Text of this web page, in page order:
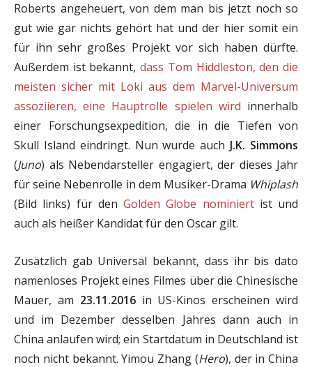
Roberts angeheuert, von dem man bis jetzt noch so
gut wie gar nichts gehört hat und der hier somit ein
für ihn sehr großes Projekt vor sich haben dürfte.
Außerdem ist bekannt,dass Tom Hiddleston, den die
meisten sicher mit Loki aus dem Marvel-Universum
assoziieren, eine Hauptrolle spielen wird innerhalb
einer Forschungsexpedition, die in die Tiefen von
Skull Island eindringt. Nun wurde auch J.K. Simmons
(Juno) als Nebendarsteller engagiert, der dieses Jahr
für seine Nebenrolle in dem Musiker-Drama Whiplash
(Bild links) für den Golden Globe nominiertist und
auch als heißer Kandidat für den Oscar gilt.
Zusätzlich gab Universal bekannt, dass ihr bis dato
namenloses Projekt eines Filmes über die Chinesische
Mauer, am 23.11.2016in US-Kinos erscheinen wird
und im Dezember desselben Jahres dann auch in
China anlaufen wird; ein Startdatum in Deutschland ist
noch nicht bekannt. Yimou Zhang (Hero), der in China